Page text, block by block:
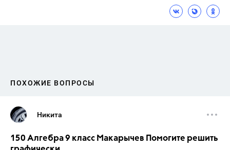
ПОХОЖИЕ ВОПРОСЫ
Никита
150 Алгебра 9 класс Макарычев Помогите решить